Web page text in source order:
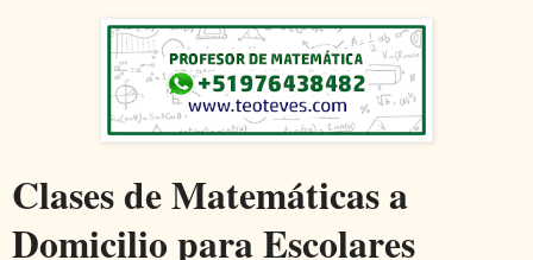
Clases de Matemáticas a
Domicilio para Escolares